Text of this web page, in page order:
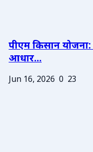
पीएम किसान
आधार...
Jun 16, 2026 0 23